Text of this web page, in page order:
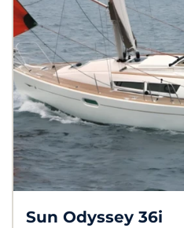
Sun Odyssey 36i